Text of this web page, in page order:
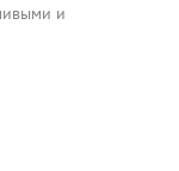
и